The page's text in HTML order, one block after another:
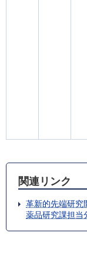
関連リンク
革新的先端研究
薬品研究課担当